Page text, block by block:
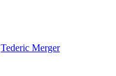
Tederic Merger